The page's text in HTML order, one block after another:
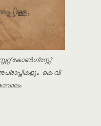
കോൺഗ്രസ്സ്
കെ വി